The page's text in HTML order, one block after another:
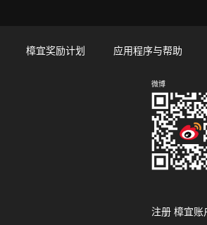
樟宜奖励计划 应用程序与帮助
微博
注册 樟宜